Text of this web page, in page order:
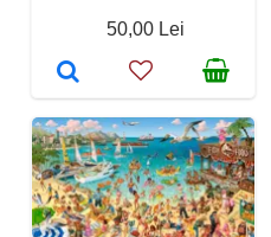
50,00 Lei